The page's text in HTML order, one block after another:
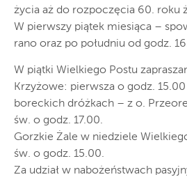
życia aż do rozpoczęcia 60. roku
W pierwszy piątek miesiąca –
rano oraz po południu od godz.
W piątki Wielkiego Postu
Krzyżowe: pierwsza o godz.
boreckich dróżkach – z o.
św. o godz. 17.00.
Gorzkie Żale w niedziele
św. o godz. 15.00.
Za udział w nabożeństwach